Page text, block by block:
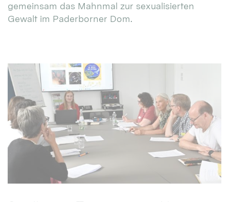
gemeinsam das Mahnmal zur sexualisierten
Gewalt im Paderborner Dom.